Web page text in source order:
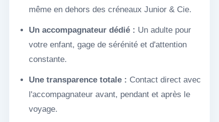
même en dehors des créneaux Junior & Cie.
Un accompagnateur dédié : Un adulte pour
votre enfant, gage de sérénité et d'attention
constante.
Une transparence totale : Contact direct avec
l'accompagnateur avant, pendant et après le
voyage.